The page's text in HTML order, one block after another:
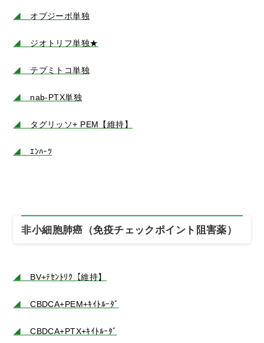
◢ オプジーボ単独
◢ ジオトリフ単独★
◢ テプミトコ単独
◢ nab-PTX単独
◢ タグリッソ+ PEM【維持】
◢ｴﾝﾊｰﾂ
非小細胞肺癌（免疫チェックポイント阻害薬）
◢ BV+ﾃｾﾝﾄﾘｸ【維持】
◢CBDCA+PEM+ｷｲﾄﾙｰﾀﾞ
◢CBDCA+PTX+ｷｲﾄﾙｰﾀﾞ